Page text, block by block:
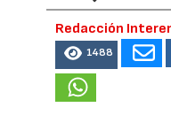
Redacción
1488